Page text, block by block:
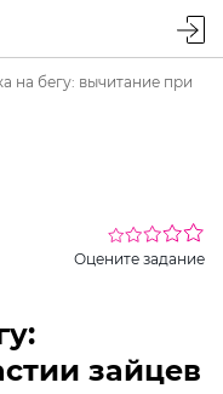
на бегу: вычитание при
Оцените задание
зайцев